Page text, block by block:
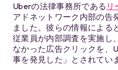
Uberの法律事務所である リ
アドネットワーク内部の告
ました。彼らの情報による
従業員が内部調査を実施し
なかった広告クリックを、
事を発見した」とされてい